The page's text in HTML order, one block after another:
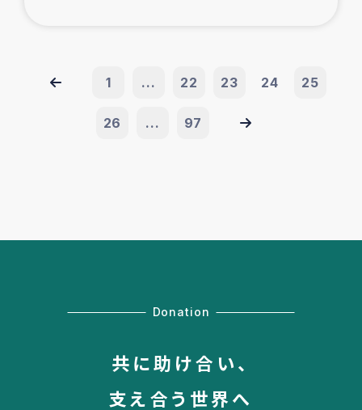
1 ... 22 23 24 25
26 ... 97
Donation
共に助け合い、
支え合う世界へ